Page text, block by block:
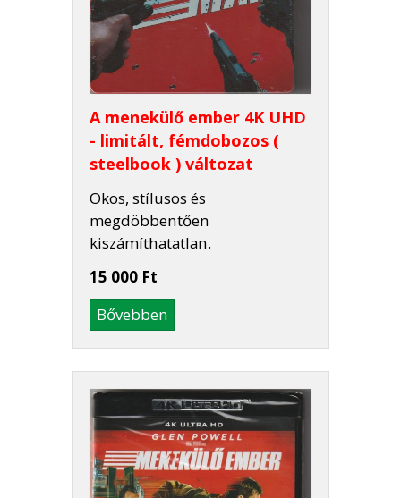
A menekülő ember 4K UHD
- limitált, fémdobozos (
steelbook ) változat
Okos, stílusos és
megdöbbentően
kiszámíthatatlan.
15 000 Ft
Bővebben